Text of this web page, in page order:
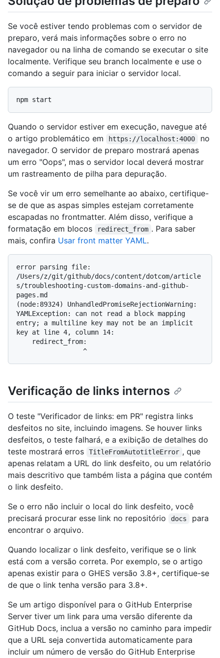
Se você estiver tendo problemas com o servidor de
preparo, verá mais informações sobre o erro no
navegador ou na linha de comando se executar o site
localmente. Verifique seu branch localmente e use o
comando a seguir para iniciar o servidor local.
Quando o servidor estiver em execução, navegue até
o artigo problemático em
https://localhost:4000
no
navegador. O servidor de preparo mostrará apenas
um erro "Oops", mas o servidor local deverá mostrar
um rastreamento de pilha para depuração.
Se você vir um erro semelhante ao abaixo, certifique-
se de que as aspas simples estejam corretamente
escapadas no frontmatter. Além disso, verifique a
formatação em blocos
redirect_from . Para saber
mais, confira Usar front matter YAML.
error parsing file:
/Users/z/git/github/docs/content/dotcom/article
s/troubleshooting-custom-domains-and-github-
pages.md
(node:89324) UnhandledPromiseRejectionWarning:
YAMLException: can not read a block mapping
entry; a multiline key may not be an implicit
key at line 4, column 14:
Verificação de links internos
O teste "Verificador de links: em PR" registra links
desfeitos no site, incluindo imagens. Se houver links
desfeitos, o teste falhará, e a exibição de detalhes do
teste mostrará erros
TitleFromAutotitleError , que
apenas relatam a URL do link desfeito, ou um relatório
mais descritivo que também lista a página que contém
o link desfeito.
Se o erro não incluir o local do link desfeito, você
precisará procurar esse link no repositório
docs
para
encontrar o arquivo.
Quando localizar o link desfeito, verifique se o link
está com a versão correta. Por exemplo, se o artigo
apenas existir para o GHES versão 3.8+, certifique-se
de que o link tenha versão para 3.8+.
Se um artigo disponível para o GitHub Enterprise
Server tiver um link para uma versão diferente da
GitHub Docs, inclua a versão no caminho para impedir
que a URL seja convertida automaticamente para
incluir um número de versão do GitHub Enterprise